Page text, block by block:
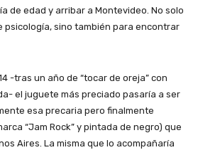
de edad y arribar a Montevideo. No solo
psicología, sino también para encontrar
-tras un año de “tocar de oreja” con
el juguete más preciado pasaría a ser
esa precaria pero finalmente
“Jam Rock” y pintada de negro) que
Aires. La misma que lo acompañaría